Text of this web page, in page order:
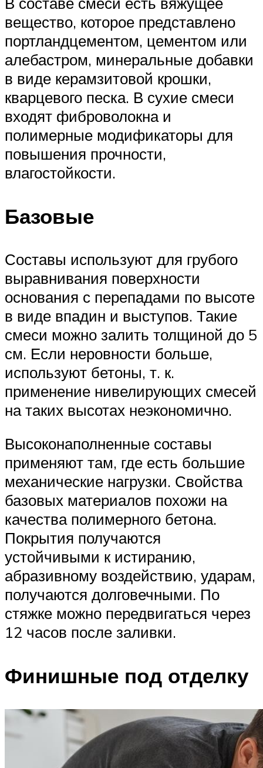
вещество, которое представлено
портландцементом, цементом или
алебастром, минеральные добавки
в виде керамзитовой крошки,
кварцевого песка. В сухие смеси
входят фиброволокна и
полимерные модификаторы для
повышения прочности,
влагостойкости.
Базовые
Составы используют для грубого
выравнивания поверхности
основания с перепадами по высоте
в виде впадин и выступов. Такие
смеси можно залить толщиной до 5
см. Если неровности больше,
используют бетоны, т. к.
применение нивелирующих смесей
на таких высотах неэкономично.
Высоконаполненные составы
применяют там, где есть большие
механические нагрузки. Свойства
базовых материалов похожи на
качества полимерного бетона.
Покрытия получаются
устойчивыми к истиранию,
абразивному воздействию, ударам,
получаются долговечными. По
стяжке можно передвигаться через
12 часов после заливки.
Финишные под отделку